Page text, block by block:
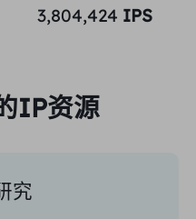
3,804,424 IPS
IP资源
究